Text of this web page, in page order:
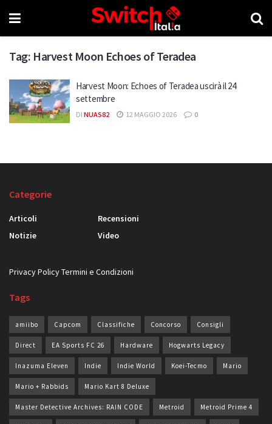
Tag: Harvest Moon Echoes of Teradea
Harvest Moon: Echoes of Teradea uscirà il 24
settembre
DI NUAS82 12 MAGGIO 2026 0
Categorie
Articoli
Notizie
Recensioni
Video
Privacy PolicyTermini e Condizioni
Tags
amiibo Capcom Classifiche Concorso Consigli
Direct EA Sports FC 26 Hardware Hogwarts Legacy
Inazuma Eleven Indie Indie World Koei-Tecmo Mario
Mario + Rabbids Mario Kart 8 Deluxe
Master Detective Archives: RAIN CODE Metroid Metroid Prime 4